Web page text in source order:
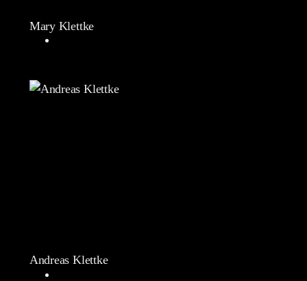
Mary Klettke
Andreas Klettke